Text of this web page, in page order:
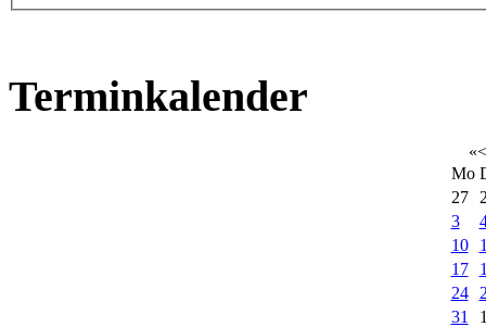
Terminkalender
«<
Mo
27
3
10
17
24
31